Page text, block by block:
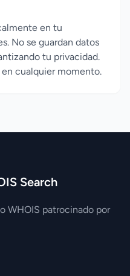
en tu
No se guardan datos
tu privacidad.
cualquier momento.
Search
WHOIS patrocinado por